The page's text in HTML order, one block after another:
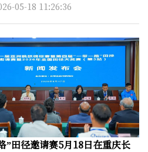
05-18 11:26:36
”田径邀请赛5月18日在重庆长